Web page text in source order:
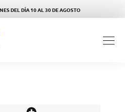
DEL DÍA 10 AL 30 DE AGOSTO